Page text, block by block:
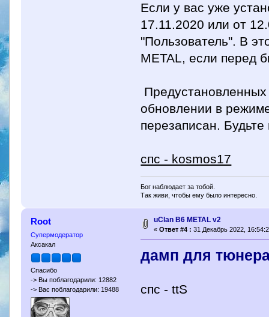
Если у вас уже
17.11.2020 или от
"Пользователь". В
METAL, если перед
обновлении в
перезаписан.
спс - kosmos17
Бог наблюдает за тобой.
Так живи, чтобы ему было интересно.
Root
Супермодератор
Аксакал
Спасибо
-> Вы поблагодарили: 12882
-> Вас поблагодарили: 19488
uClan B6 METAL v2
« Ответ #4 : 31 Декабрь 2022,
дамп для
спс - ttS